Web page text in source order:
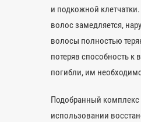
и подкожной
волос замедляется,
волосы полностью
потеряв способность
погибли, им
Подобранный комплекс
использовании